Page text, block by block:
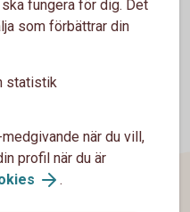
fungera för dig. Det
som förbättrar din
statistik
när du vill,
profil när du är
.